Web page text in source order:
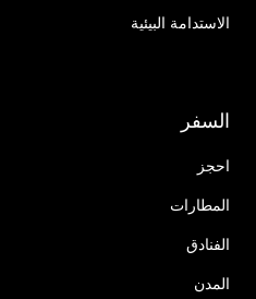
الاستدامة البيئية
السفر
احجز
المطارات
الفنادق
المدن